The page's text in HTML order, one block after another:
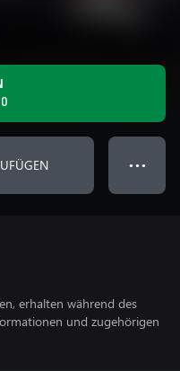
● ● ●
erhalten während des
und zugehörigen